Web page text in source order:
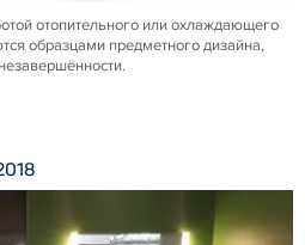
отопительного или охлаждающего
образцами предметного дизайна,